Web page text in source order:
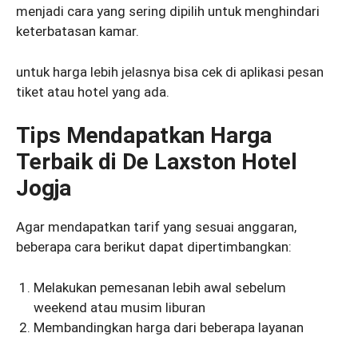
menjadi cara yang sering dipilih untuk menghindari
keterbatasan kamar.
untuk harga lebih jelasnya bisa cek di aplikasi pesan
tiket atau hotel yang ada.
Tips Mendapatkan Harga
Terbaik di De Laxston Hotel
Jogja
Agar mendapatkan tarif yang sesuai anggaran,
beberapa cara berikut dapat dipertimbangkan:
Melakukan pemesanan lebih awal sebelum
weekend atau musim liburan
Membandingkan harga dari beberapa layanan